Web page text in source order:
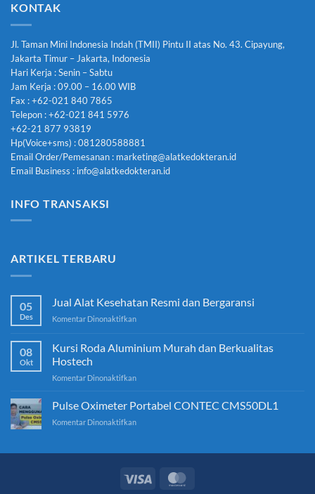
KONTAK
Jl. Taman Mini Indonesia Indah (TMII) Pintu II atas No. 43. Cipayung,
Jakarta Timur – Jakarta, Indonesia
Hari Kerja : Senin – Sabtu
Jam Kerja : 09.00 – 16.00 WIB
Fax : +62-021 840 7865
Telepon : +62-021 841 5976
+62-21 877 93819
Hp(Voice+sms) : 081280588881
Email Order/Pemesanan : marketing@alatkedokteran.id
Email Business : info@alatkedokteran.id
INFO TRANSAKSI
ARTIKEL TERBARU
05
Des
Jual Alat Kesehatan Resmi dan Bergaransi
Komentar Dinonaktifkanpada
Kesehatan
dan
08
Okt
Kursi Roda Aluminium Murah dan Berkualitas
Hostech
Komentar Dinonaktifkanpada
Roda
Aluminium
Murah
Pulse Oximeter Portabel CONTEC CMS50DL1
Komentar Dinonaktifkanpada
CMS50DL1